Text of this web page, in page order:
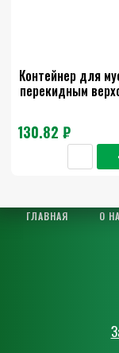
Контейнер для
перекидным
130.82 ₽
ГЛАВНАЯ О